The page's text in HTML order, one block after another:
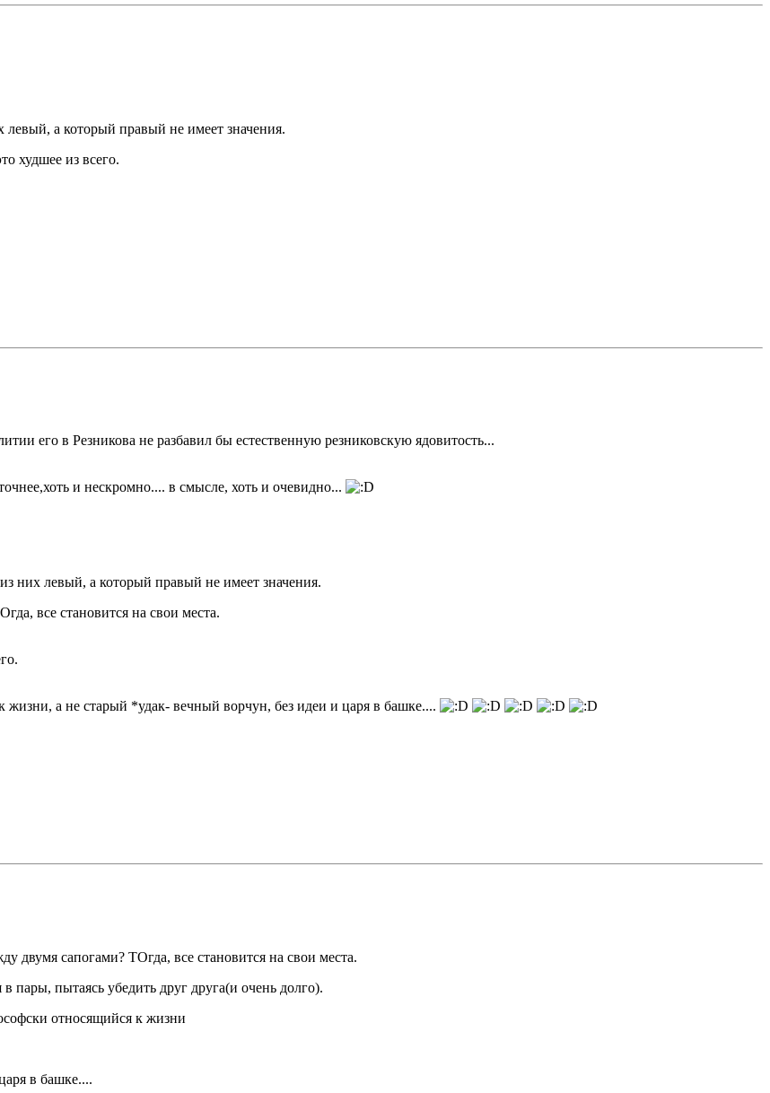
левый, а который правый не имеет значения.
худшее из всего.
его в Резникова не разбавил бы естественную резниковскую ядовитость...
и нескромно.... в смысле, хоть и очевидно...
них левый, а который правый не имеет значения.
все становится на свои места.
жизни, а не старый *удак- вечный ворчун, без идеи и царя в башке....
двумя сапогами? ТОгда, все становится на свои места.
пары, пытаясь убедить друг друга(и очень долго).
относящийся к жизни
в башке....